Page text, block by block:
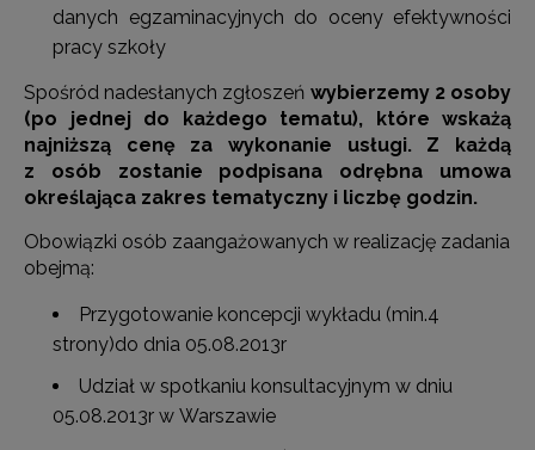
danych egzaminacyjnych do oceny efektywności
pracy szkoły
Spośród nadesłanych zgłoszeń wybierzemy 2 osoby
(po jednej do każdego tematu), które wskażą
najniższą cenę za wykonanie usługi. Z każdą
z osób zostanie podpisana odrębna umowa
określająca zakres tematyczny i liczbę godzin.
Obowiązki osób zaangażowanych w realizację zadania
obejmą:
Przygotowanie koncepcji wykładu (min.4
strony)do dnia 05.08.2013r
Udział w spotkaniu konsultacyjnym w dniu
05.08.2013r w Warszawie